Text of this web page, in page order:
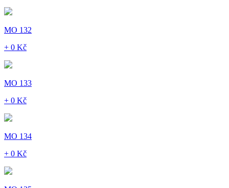
MO 132
+ 0 Kč
MO 133
+ 0 Kč
MO 134
+ 0 Kč